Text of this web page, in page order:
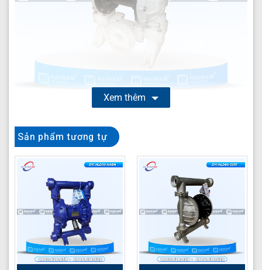
Bơm màng Carten DYI HLD50-PPFF
chất lỏng công nghiệp tiên tiến, được thiết kế chuyên
biệt để xử lý các loại hóa chất ăn mòn, dung môi và
chất lỏng có độ nhớt cao trong môi trường khắc nghiệt.
Với cấu tạo bền bỉ từ nhựa polypropylene và các bộ
phận tiếp xúc chất lỏng bằng PTFE, model này đảm bảo
hiệu suất vượt trội và độ tin cậy lâu dài, giảm thiểu rủi ro
rò rỉ và hư hỏng do hóa chất.
Thông số kỹ thuật DYI HLD50-PPFF
Xem thêm
Sản phẩm tương tự